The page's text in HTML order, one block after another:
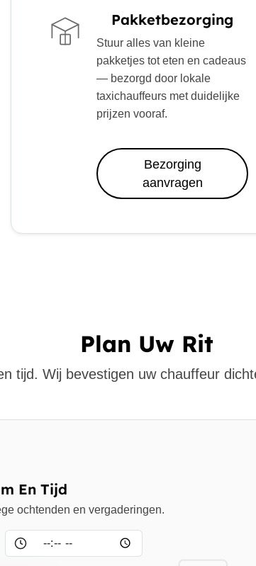
Pakketbezorging
Stuur alles van kleine
pakketjes tot eten en cadeaus
— bezorgd door lokale
taxichauffeurs met duidelijke
prijzen vooraf.
Bezorging
aanvragen
Plan Uw Rit
tijd. Wij bevestigen uw chauffeur
En Tijd
ochtenden en vergaderingen.